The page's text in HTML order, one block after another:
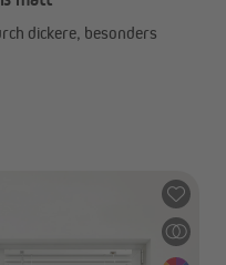
dickere, besonders